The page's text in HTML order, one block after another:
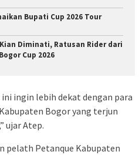
Bupati Cup 2026 Tour
Diminati, Ratusan Rider dari
Cup 2026
ini ingin lebih dekat dengan para
Bogor yang terjun
ujar Atep.
pelath Petanque Kabupaten